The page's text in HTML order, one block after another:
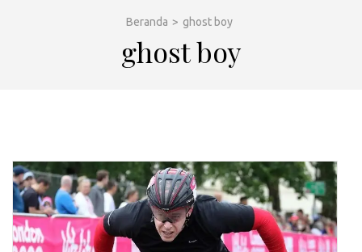
Beranda > ghost boy
ghost boy